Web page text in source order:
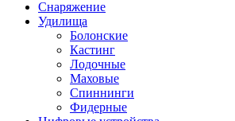
Снаряжение
Удилища
Болонские
Кастинг
Лодочные
Маховые
Спиннинги
Фидерные